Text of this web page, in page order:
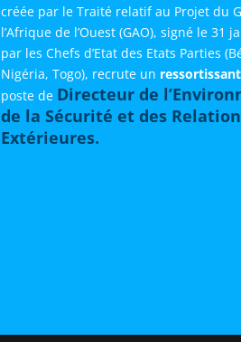
créée par le Traité relatif au Projet du
l’Afrique de l’Ouest (GAO), signé le 31
par les Chefs d’Etat des Etats Parties
Nigéria, Togo), recrute un
poste de Directeur de
de la Sécurité et des
Extérieures.